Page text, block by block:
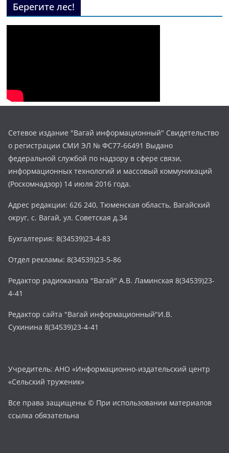
Берегите лес!
Сетевое издание "Вагай информационный" Свидетельство
о регистрации СМИ ЭЛ № ФС77-66491 Выдано
федеральной службой по надзору в сфере связи,
информационных технологий и массовый коммуникаций
(Роскомнадзор) 14 июля 2016 года.
Адрес редакции: 626 240, Тюменская область, Вагайский
округ, с. Вагай, ул. Советская д.34
Бухгалтерия: 8(34539)23-4-83
Отдел рекламы: 8(34539)23-5-86
Редактор радиоканала "Вагай" А.В. Ламинская 8(34539)23-
4-41
Редактор сайта "Вагай информационный"И.В.
Сухинина 8(34539)23-4-41
Учредитель: АНО «Информационно-издательский центр
«Сельский труженик»
Все права защищены © При использовании материалов
ссылка обязательна